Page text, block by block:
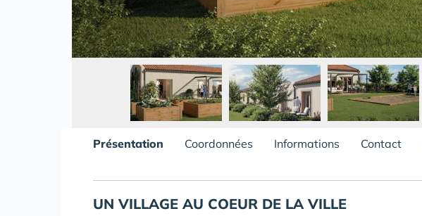
Présentation Coordonnées Informations Contact
UN VILLAGE AU COEUR DE LA VILLE